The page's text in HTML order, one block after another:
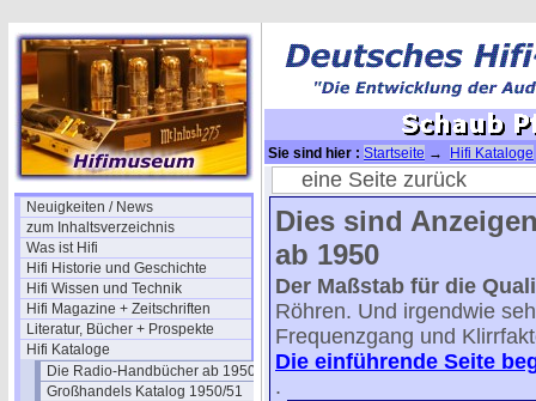
Neuigkeiten / News
zum Inhaltsverzeichnis
Was ist Hifi
Hifi Historie und Geschichte
Hifi Wissen und Technik
Hifi Magazine + Zeitschriften
Literatur, Bücher + Prospekte
Hifi Kataloge
Die Radio-Handbücher ab 1950
Großhandels Katalog 1950/51
Sie sind hier : Startseite → Hifi Kataloge
eine Seite zurück
Dies sind
ab 1950
Der Maßstab für die
Röhren. Und irgendwie
Frequenzgang und
Die einführende Seite
.